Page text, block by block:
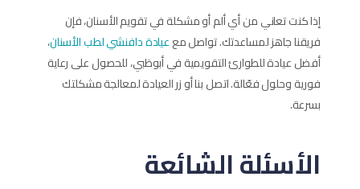
إذا كنت تعاني من أي ألم أو مشكلة في تقويم الأسنان، فإن
فريقنا جاهز لمساعدتك. تواصل مععيادة دافنشي لطب الأسنان،
أفضل عيادة للطوارئ التقويمية في أبوظبي، للحصول على رعاية
فورية وحلول فعّالة. اتصل بنا أو زر العيادة لمعالجة مشكلتك
بسرعة.
الأسئلة الشائعة